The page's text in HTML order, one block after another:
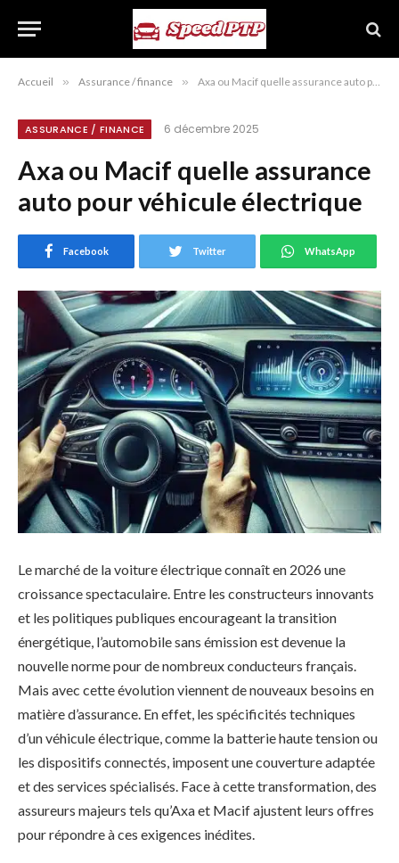
Accueil » Assurance / finance » Axa ou Macif quelle assurance auto pour véhicule électrique
ASSURANCE / FINANCE 6 décembre 2025
Axa ou Macif quelle assurance
auto pour véhicule électrique
Facebook Twitter WhatsApp
Le marché de la voiture électrique connaît en 2026 une
croissance spectaculaire. Entre les constructeurs innovants
et les politiques publiques encourageant la transition
énergétique, l’automobile sans émission est devenue la
nouvelle norme pour de nombreux conducteurs français.
Mais avec cette évolution viennent de nouveaux besoins en
matière d’assurance. En effet, les spécificités techniques
d’un véhicule électrique, comme la batterie haute tension ou
les dispositifs connectés, imposent une couverture adaptée
et des services spécialisés. Face à cette transformation, des
assureurs majeurs tels qu’Axa et Macif ajustent leurs offres
pour répondre à ces exigences inédites.